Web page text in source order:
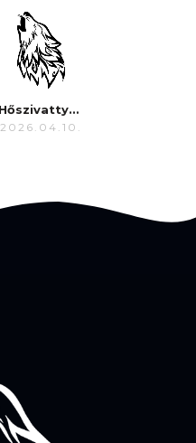
Hőszivattyútól a gyárakig – A NoiseBuster gyakorlati előnyei
2026.04.10.